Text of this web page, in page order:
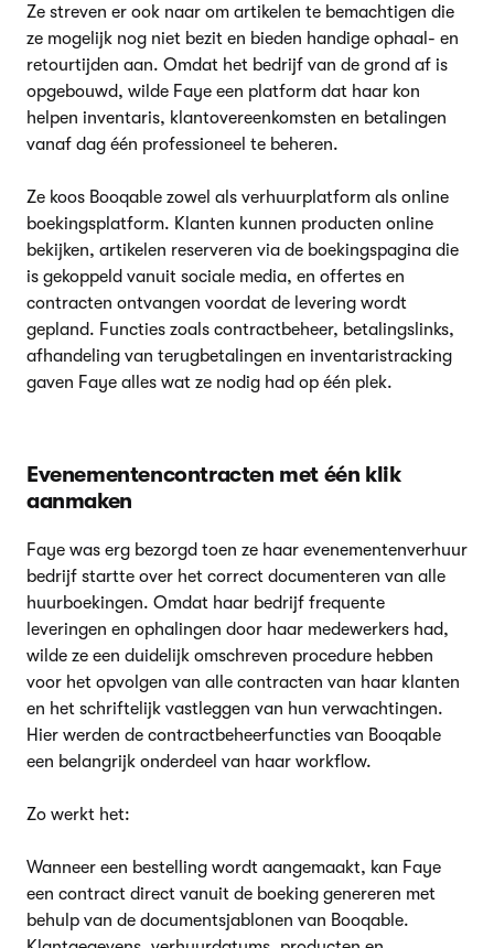
Ze streven er ook naar om artikelen te bemachtigen die
ze mogelijk nog niet bezit en bieden handige ophaal- en
retourtijden aan. Omdat het bedrijf van de grond af is
opgebouwd, wilde Faye een platform dat haar kon
helpen inventaris, klantovereenkomsten en betalingen
vanaf dag één professioneel te beheren.
Ze koos Booqable zowel als verhuurplatform als online
boekingsplatform. Klanten kunnen producten online
bekijken, artikelen reserveren via de boekingspagina die
is gekoppeld vanuit sociale media, en offertes en
contracten ontvangen voordat de levering wordt
gepland. Functies zoals contractbeheer, betalingslinks,
afhandeling van terugbetalingen en inventaristracking
gaven Faye alles wat ze nodig had op één plek.
Evenementencontracten met één klik
aanmaken
Faye was erg bezorgd toen ze haar evenementenverhuur
bedrijf startte over het correct documenteren van alle
huurboekingen. Omdat haar bedrijf frequente
leveringen en ophalingen door haar medewerkers had,
wilde ze een duidelijk omschreven procedure hebben
voor het opvolgen van alle contracten van haar klanten
en het schriftelijk vastleggen van hun verwachtingen.
Hier werden de contractbeheerfuncties van Booqable
een belangrijk onderdeel van haar workflow.
Zo werkt het:
Wanneer een bestelling wordt aangemaakt, kan Faye
een contract direct vanuit de boeking genereren met
behulp van de documentsjablonen van Booqable.